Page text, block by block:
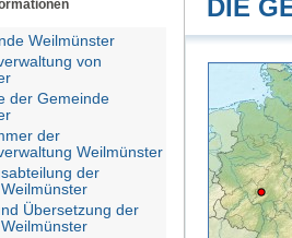
DIE
Weilmünster
von
der Gemeinde
der
Weilmünster
der
Übersetzung der